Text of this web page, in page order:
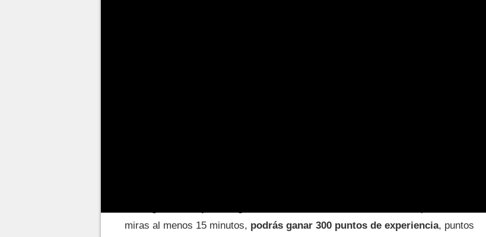
miras al menos 15 minutos, podrás ganar 300 puntos de experiencia, puntos